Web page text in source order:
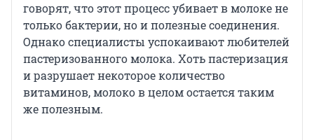
говорят, что этот процесс убивает в молоке не
только бактерии, но и полезные соединения.
Однако специалисты успокаивают любителей
пастеризованного молока. Хоть пастеризация
и разрушает некоторое количество
витаминов, молоко в целом остается таким
же полезным.